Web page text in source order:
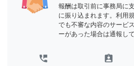
報酬は取引前に事務局に
に振り込まれます。利用
でも不審な内容のサービ
ーがあった場合は通報し
perm_phone_msg assignment_ind